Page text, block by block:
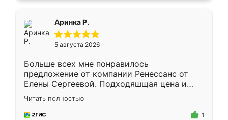
Аринка Р.
5 августа 2026
Больше всех мне понравилось
предложение от компании Ренессанс от
Елены Сергеевой. Подходяшщая цена и
короткие сроки изготовления. Приехавший
для замера сотрудник Владислав
предложил по моему эскизу самый
Читать полностью
1